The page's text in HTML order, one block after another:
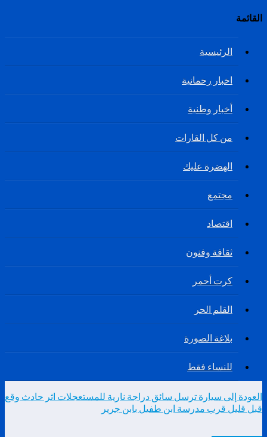
القائمة
الرئيسية
اخبار رحمانية
أخبار وطنية
من كل القارات
الهضرة عليك
مجتمع
اقتصاد
ثقافة وفنون
كرت أحمر
القلم الحر
بلاغة الصورة
للنساء فقط
العودة إلى سيارة ترسل سائق دراجة نارية للمستعجلات اثر حادث وقع
قبل قليل قرب مدرسة ابن طفيل بابن جرير